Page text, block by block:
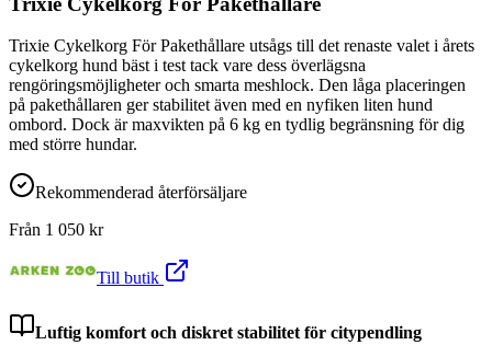
Trixie Cykelkorg För Pakethållare utsågs till det renaste valet i årets
cykelkorg hund bäst i test tack vare dess överlägsna
rengöringsmöjligheter och smarta meshlock. Den låga placeringen
på pakethållaren ger stabilitet även med en nyfiken liten hund
ombord. Dock är maxvikten på 6 kg en tydlig begränsning för dig
med större hundar.
Rekommenderad återförsäljare
Från 1 050 kr
Till butik
Luftig komfort och diskret stabilitet för citypendling